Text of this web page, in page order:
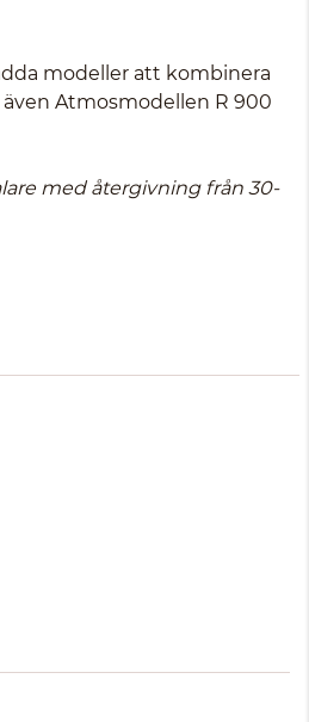
modeller att kombinera
Atmosmodellen R 900
med återgivning från 30-